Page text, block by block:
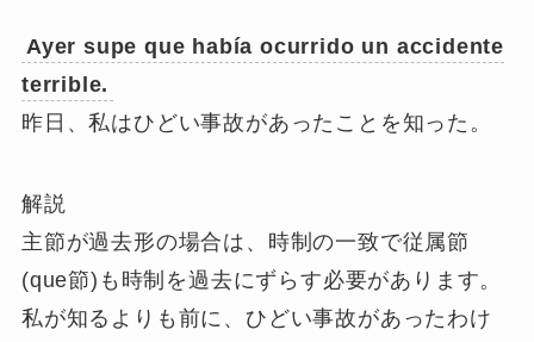
Ayer supe que había ocurrido un accidente
terrible.
昨日、私はひどい事故があったことを知った。
解説
主節が過去形の場合は、 時制の一致で従属節
(que節)も時制を過去にずらす必要があります。
私が知るよりも前に、ひどい事故があったわけ